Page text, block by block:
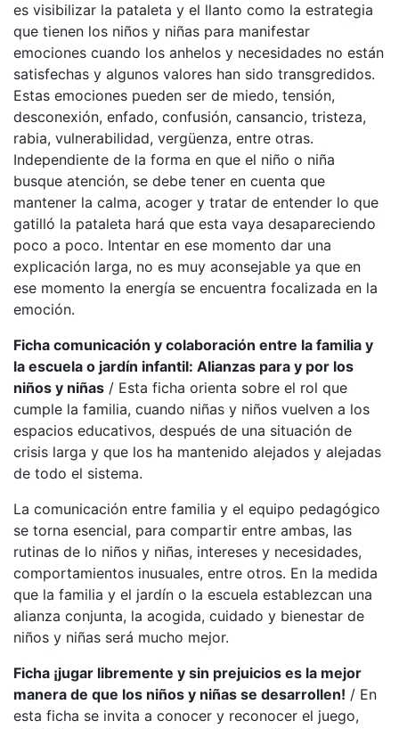
es visibilizar la pataleta y el llanto como la estrategia
que tienen los niños y niñas para manifestar
emociones cuando los anhelos y necesidades no están
satisfechas y algunos valores han sido transgredidos.
Estas emociones pueden ser de miedo, tensión,
desconexión, enfado, confusión, cansancio, tristeza,
rabia, vulnerabilidad, vergüenza, entre otras.
Independiente de la forma en que el niño o niña
busque atención, se debe tener en cuenta que
mantener la calma, acoger y tratar de entender lo que
gatilló la pataleta hará que esta vaya desapareciendo
poco a poco. Intentar en ese momento dar una
explicación larga, no es muy aconsejable ya que en
ese momento la energía se encuentra focalizada en la
emoción.
Ficha comunicación y colaboración entre la familia y
la escuela o jardín infantil: Alianzas para y por los
niños y niñas / Esta ficha orienta sobre el rol que
cumple la familia, cuando niñas y niños vuelven a los
espacios educativos, después de una situación de
crisis larga y que los ha mantenido alejados y alejadas
de todo el sistema.
La comunicación entre familia y el equipo pedagógico
se torna esencial, para compartir entre ambas, las
rutinas de lo niños y niñas, intereses y necesidades,
comportamientos inusuales, entre otros. En la medida
que la familia y el jardín o la escuela establezcan una
alianza conjunta, la acogida, cuidado y bienestar de
niños y niñas será mucho mejor.
Ficha ¡jugar libremente y sin prejuicios es la mejor
manera de que los niños y niñas se desarrollen! / En
esta ficha se invita a conocer y reconocer el juego,